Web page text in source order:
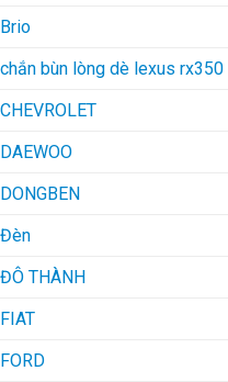
Brio
chắn bùn lòng dè lexus rx350
CHEVROLET
DAEWOO
DONGBEN
Đèn
ĐÔ THÀNH
FIAT
FORD